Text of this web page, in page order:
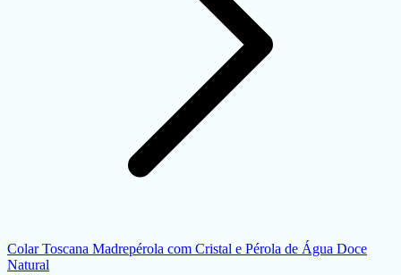
Colar Toscana Madrepérola com Cristal e Pérola de Água Doce
Natural